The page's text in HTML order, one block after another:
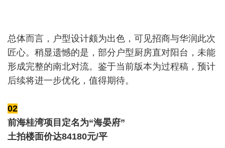
总体而言，户型设计颇为出色，可见招商与华润此次
匠心。稍显遗憾的是，部分户型厨房直对阳台，未能
形成完整的南北对流。鉴于当前版本为过程稿，预计
后续将进一步优化，值得期待。
02
前海桂湾项目定名为“海晏府”
土拍楼面价达84180元/平